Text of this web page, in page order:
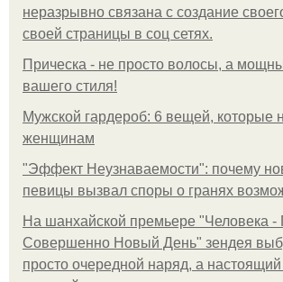
неразрывно связана с создание
своей страницы в соц сетях.
Прическа - не просто волосы, а
вашего стиля!
Мужской гардероб: 6 вещей, которые
женщинам
"Эффект Неузнаваемости": почему
певицы вызвал споры о гранях
На шанхайской премьере "Человека -
Совершенно Новый День" зендея
просто очередной наряд, а